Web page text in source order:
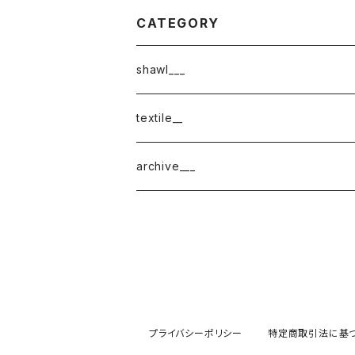
CATEGORY
shawl___
cotton
border
cotton × wool
textile__
織物
archive___
プライバシーポリシー 特定商取引法に基